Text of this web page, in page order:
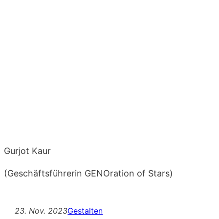
Gurjot Kaur
(Geschäftsführerin GENOration of Stars)
23. Nov. 2023Gestalten